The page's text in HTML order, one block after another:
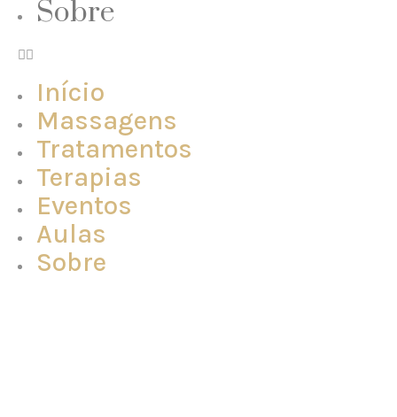
Sobre
Início
Massagens
Tratamentos
Terapias
Eventos
Aulas
Sobre